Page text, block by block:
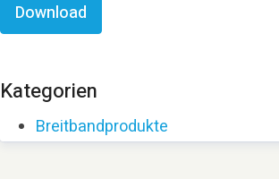
Download
Kategorien
Breitbandprodukte